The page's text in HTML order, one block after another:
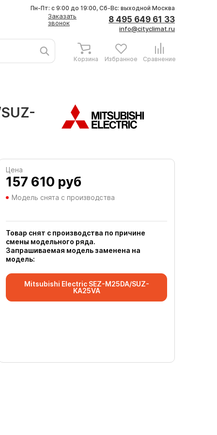
Заказать
звонок
8 495 649 61 33
info@cityclimat.ru
Пн-Пт: с 9:00 до 19:00, Сб-Вс: выходной Москва
Корзина Избранное Сравнение
Цена
157 610 руб
Модель снята с производства
Товар снят с производства по причине
смены модельного ряда.
Запрашиваемая модель заменена на
модель:
Mitsubishi Electric SEZ-M25DA/SUZ-
KA25VA